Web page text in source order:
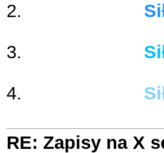
2.
3.
4.
RE: Zapisy na X